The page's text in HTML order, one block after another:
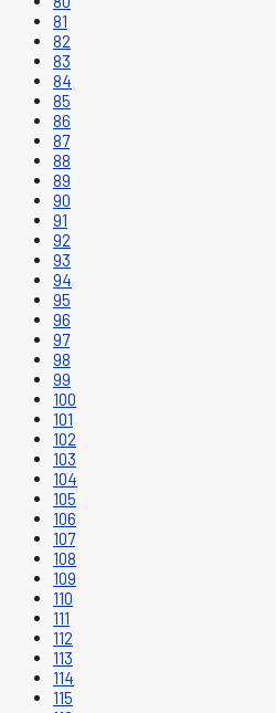
81
82
83
84
85
86
87
88
89
90
91
92
93
94
95
96
97
98
99
100
101
102
103
104
105
106
107
108
109
110
111
112
113
114
115